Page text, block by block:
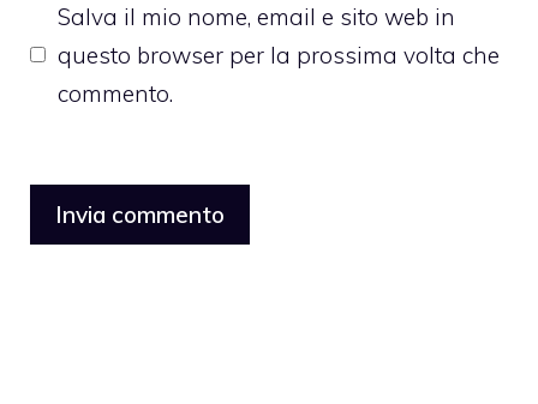
Salva il mio nome, email e sito web in
questo browser per la prossima volta che
commento.